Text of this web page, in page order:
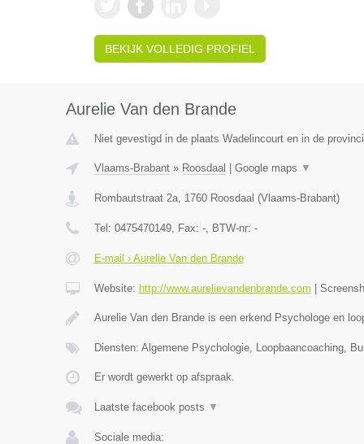
BEKIJK VOLLEDIG PROFIEL
Aurelie Van den Brande
Niet gevestigd in de plaats Wadelincourt en in de
Vlaams-Brabant» Roosdaal Google maps ▼
Rombautstraat 2a, 1760 Roosdaal (Vlaams-Brabant)
Tel: 0475470149, Fax: -, BTW-nr: -
E-mail › Aurelie Van den Brande
Website: http://www.aurelievandenbrande.com
Aurelie Van den Brande is een erkend Psychologe en
Diensten: Algemene Psychologie, Loopbaancoaching,
Er wordt gewerkt op afspraak.
Laatste facebook posts ▼
Sociale media: